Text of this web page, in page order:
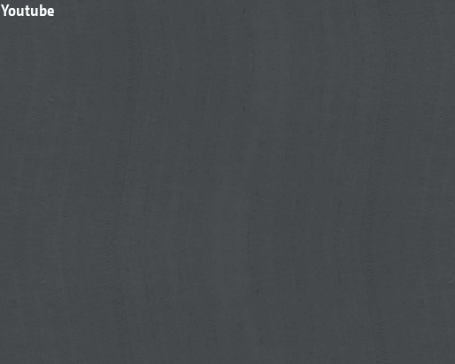
Youtube